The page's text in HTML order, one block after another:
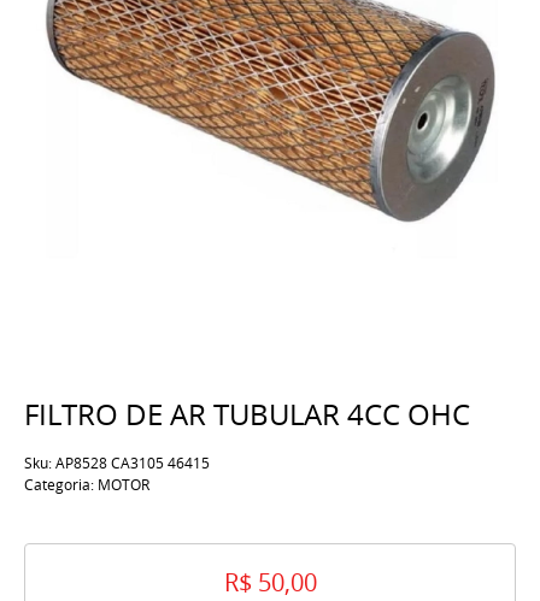
FILTRO DE AR TUBULAR 4CC OHC
Sku:AP8528 CA3105 46415
Categoria: MOTOR
R$ 50,00